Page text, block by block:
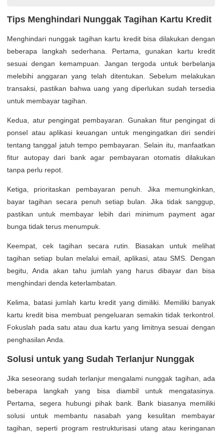
Tips Menghindari Nunggak Tagihan Kartu Kredit
Menghindari nunggak tagihan kartu kredit bisa dilakukan dengan
beberapa langkah sederhana. Pertama, gunakan kartu kredit
sesuai dengan kemampuan. Jangan tergoda untuk berbelanja
melebihi anggaran yang telah ditentukan. Sebelum melakukan
transaksi, pastikan bahwa uang yang diperlukan sudah tersedia
untuk membayar tagihan.
Kedua, atur pengingat pembayaran. Gunakan fitur pengingat di
ponsel atau aplikasi keuangan untuk mengingatkan diri sendiri
tentang tanggal jatuh tempo pembayaran. Selain itu, manfaatkan
fitur autopay dari bank agar pembayaran otomatis dilakukan
tanpa perlu repot.
Ketiga, prioritaskan pembayaran penuh. Jika memungkinkan,
bayar tagihan secara penuh setiap bulan. Jika tidak sanggup,
pastikan untuk membayar lebih dari minimum payment agar
bunga tidak terus menumpuk.
Keempat, cek tagihan secara rutin. Biasakan untuk melihat
tagihan setiap bulan melalui email, aplikasi, atau SMS. Dengan
begitu, Anda akan tahu jumlah yang harus dibayar dan bisa
menghindari denda keterlambatan.
Kelima, batasi jumlah kartu kredit yang dimiliki. Memiliki banyak
kartu kredit bisa membuat pengeluaran semakin tidak terkontrol.
Fokuslah pada satu atau dua kartu yang limitnya sesuai dengan
penghasilan Anda.
Solusi untuk yang Sudah Terlanjur Nunggak
Jika seseorang sudah terlanjur mengalami nunggak tagihan, ada
beberapa langkah yang bisa diambil untuk mengatasinya.
Pertama, segera hubungi pihak bank. Bank biasanya memiliki
solusi untuk membantu nasabah yang kesulitan membayar
tagihan, seperti program restrukturisasi utang atau keringanan